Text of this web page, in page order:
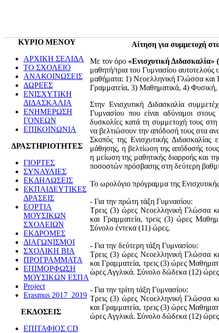
ΚΥΡΙΟ ΜΕΝΟΥ
ΑΡΧΙΚΗ ΣΕΛΙΔΑ
ΤΟ ΣΧΟΛΕΙΟ
ΑΝΑΚΟΙΝΩΣΕΙΣ
ΔΩΡΕΕΣ
ΕΝΙΣΧΥΤΙΚΗ
ΔΙΔΑΣΚΑΛΙΑ
ΕΝΗΜΕΡΩΣΗ
ΓΟΝΕΩΝ
ΕΠΙΚΟΙΝΩΝΙΑ
ΔΡΑΣΤΗΡΙΟΤΗΤΕΣ
ΓΙΟΡΤΕΣ
ΣΥΝΑΥΛΙΕΣ
ΕΚΔΗΛΩΣΕΙΣ
ΕΚΠΑΙΔΕΥΤΙΚΕΣ
ΔΡΑΣΕΙΣ
ΕΟΡΤΙΑ
ΜΟΥΣΙΚΩΝ
ΣΧΟΛΕΙΩΝ
ΕΚΔΡΟΜΕΣ
ΔΙΑΓΩΝΙΣΜΟΙ
ΣΧΟΛΙΚΗ ΒΙΑ
ΠΡΟΓΡΑΜΜΑΤΑ
ΕΠΙΜΟΡΦΩΣΗ
ΜΟΥΣΙΚΩΝ ΕΣΠΑ
Project
Erasmus 2017_2019
ΕΚΔΟΣΕΙΣ
ΕΠΙΤΑΦΙΟΣ CD
Αίτηση για συμμετοχή
Με τον όρο «Ενισχυτική
μαθητή/τρια του Γυμνασίου αυτοτελούς
μαθήματα: 1) Νεοελληνική Γλώσσα και
Γραμματεία, 3) Μαθηματικά, 4)
Στην Ενισχυτική Διδασκαλία
Γυμνασίου που είναι αδύναμοι
δυσκολίες κατά τη συμμετοχή τους
να βελτιώσουν την απόδοσή τους στα
Σκοπός της Ενισχυτικής Διδασκαλίας
μάθησης, η βελτίωση της απόδοσής
η μείωση της μαθητικής διαρροής και
ποσοστών πρόσβασης στη δεύτερη
Το ωρολόγιο πρόγραμμα της
- Για την πρώτη τάξη Γυμνασίου:
Τρεις (3) ώρες Νεοελληνική Γλώσσα
και Γραμματεία, τρεις (3) ώρες
Σύνολο έντεκα (11) ώρες.
- Για την δεύτερη τάξη Γυμνασίου:
Τρεις (3) ώρες Νεοελληνική Γλώσσα
και Γραμματεία, τρεις (3) ώρες
ώρες Αγγλικά. Σύνολο δώδεκα (12)
- Για την τρίτη τάξη Γυμνασίου:
Τρεις (3) ώρες Νεοελληνική Γλώσσα
και Γραμματεία, τρεις (3) ώρες
ώρες Αγγλικά. Σύνολο δώδεκα (12)